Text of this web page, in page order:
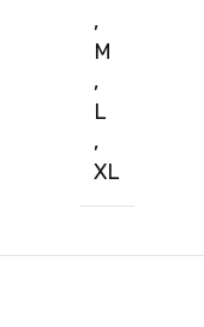
,
M
,
L
,
XL